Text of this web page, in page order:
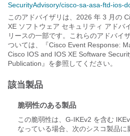
SecurityAdvisory/cisco-sa-asa-ftd-ios-
このアドバイザリは、2026 年 3 月の
XE ソフトウェア セキュリティ アドバ
リースの一部です。これらのアドバイ
ついては、『Cisco Event Response:
Cisco IOS and IOS XE Software
Publication』を参照してください。
該当製品
脆弱性のある製品
この脆弱性は、G-IKEv2 を含む
なっている場合、次のシスコ製品に